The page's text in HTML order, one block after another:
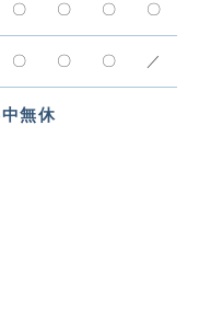
〇 〇 〇 〇
〇 〇 〇 ／
無休